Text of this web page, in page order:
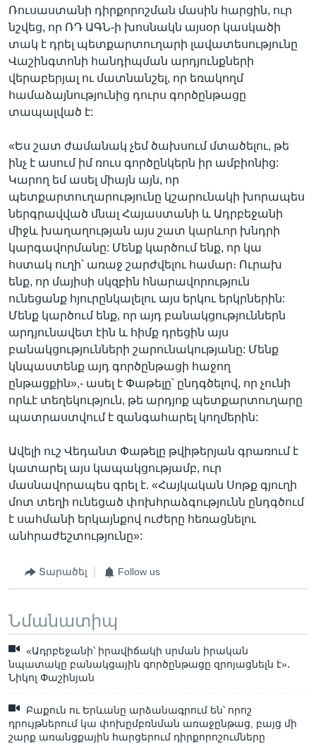
Ռուսաստանի դիրքորոշման մասին հարցին, ուր
նշվեց, որ ՌԴ ԱԳՆ-ի խոսնակն այսօր կասկածի
տակ է դրել պետքարտուղարի լավատեսությունը
Վաշինգտոնի հանդիպման արդյունքների
վերաբերյալ ու մատնանշել, որ եռակողմ
համաձայնությունից դուրս գործընթացը
տապալված է:
«Ես շատ ժամանակ չեմ ծախսում մտածելու, թե
ինչ է ասում իմ ռուս գործընկերն իր ամբիոնից:
Կարող եմ ասել միայն այն, որ
պետքարտուղարությունը կշարունակի խորապես
ներգրավված մնալ Հայաստանի և Ադրբեջանի
միջև խաղաղության այս շատ կարևոր խնդրի
կարգավորմանը: Մենք կարծում ենք, որ կա
հստակ ուղի՝ առաջ շարժվելու համար։ Ուրախ
ենք, որ մայիսի սկզբին հնարավորություն
ունեցանք հյուրընկալելու այս երկու երկրներին:
Մենք կարծում ենք, որ այդ բանակցություններն
արդյունավետ էին և հիմք դրեցին այս
բանակցությունների շարունակությանը: Մենք
կնպաստենք այդ գործընթացի հաջող
ընթացքին»,- ասել է Փաթելը՝ ընդգծելով, որ չունի
որևէ տեղեկություն, թե արդյոք պետքարտուղարը
պատրաստվում է զանգահարել կողմերին:
Ավելի ուշ Վեդանտ Փաթելը թվիթերյան գրառում է
կատարել այս կապակցությամբ, ուր
մասնավորապես գրել է. «Հայկական Սոթք գյուղի
մոտ տեղի ունեցած փոխհրաձգությունն ընդգծում
է սահմանի երկայնքով ուժերը հեռացնելու
անհրաժեշտությունը»:
Տարածել Follow us
Նմանատիպ
«Ադրբեջանի՝ իրավիճակի սրման իրական
նպատակը բանակցային գործընթացը զրոյացնելն է»․
Նիկոլ Փաշինյան
Բաքուն ու Երևանը արձանագրում են՝ որոշ
դրույթներում կա փոխըմբռնման առաջընթաց, բայց մի
շարք առանցքային հարցերում դիրքորոշումները